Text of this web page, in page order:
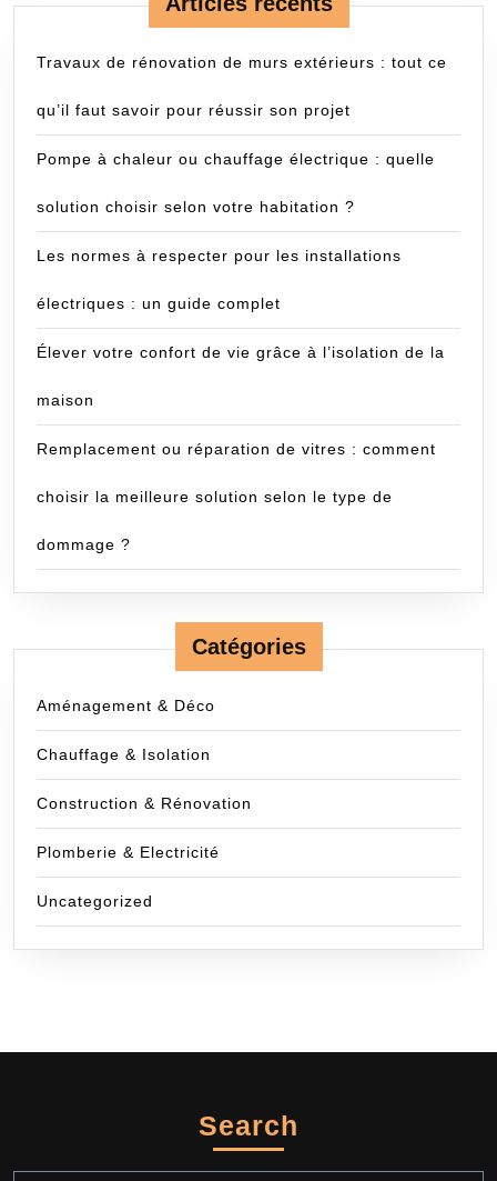
designs
Travaux de rénovation de murs extérieurs : tout ce
qu’il faut savoir pour réussir son projet
Pompe à chaleur ou chauffage électrique : quelle
solution choisir selon votre habitation ?
Les normes à respecter pour les installations
électriques : un guide complet
Élever votre confort de vie grâce à l’isolation de la
maison
Remplacement ou réparation de vitres : comment
choisir la meilleure solution selon le type de
dommage ?
Catégories
Aménagement & Déco
Chauffage & Isolation
Construction & Rénovation
Plomberie & Electricité
Uncategorized
Search